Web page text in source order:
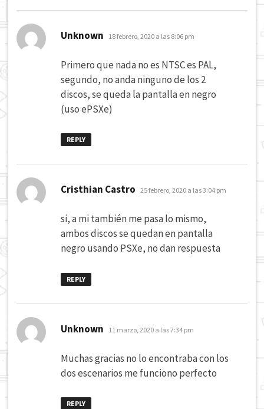
Unknown dice:
18 febrero, 2020 a las 8:06 pm
Primero que nada no es NTSC es PAL,
segundo, no anda ninguno de los 2
discos, se queda la pantalla en negro
(uso ePSXe)
REPLY
Cristhian Castro dice:
25 febrero, 2020 a las 3:04 pm
si, a mi también me pasa lo mismo,
ambos discos se quedan en pantalla
negro usando PSXe, no dan respuesta
REPLY
Unknown dice:
11 marzo, 2020 a las 7:34 pm
Muchas gracias no lo encontraba con los
dos escenarios me funciono perfecto
REPLY